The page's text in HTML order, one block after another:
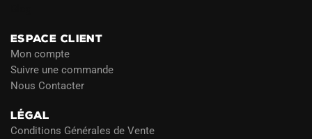
ESPACE CLIENT
Mon compte
Suivre une commande
Nous Contacter
LÉGAL
Conditions Générales de Vente